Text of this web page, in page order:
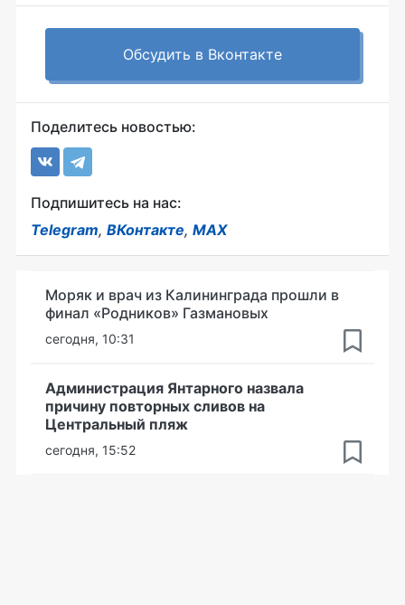
Обсудить в Вконтакте
Поделитесь новостью:
Подпишитесь на нас:
Telegram, ВКонтакте, MAX
Моряк и врач из Калининграда прошли в
финал «Родников» Газмановых
сегодня, 10:31
Администрация Янтарного назвала
причину повторных сливов на
Центральный пляж
сегодня, 15:52